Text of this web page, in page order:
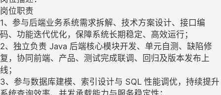
岗位职责
1、参与后端业务系统需求拆解、技术方案设计、接口编
码、功能迭代优化，保障系统长期稳定、高效运行；
2、独立负责 Java 后端核心模块开发、单元自测、缺陷修
复，协同前端、产品、测试完成联调、回归及版本发布上
线；
3、参与数据库建模、索引设计与 SQL 性能调优，持续提升